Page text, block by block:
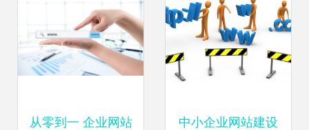
从零到一 企业网站 中小企业网站建设